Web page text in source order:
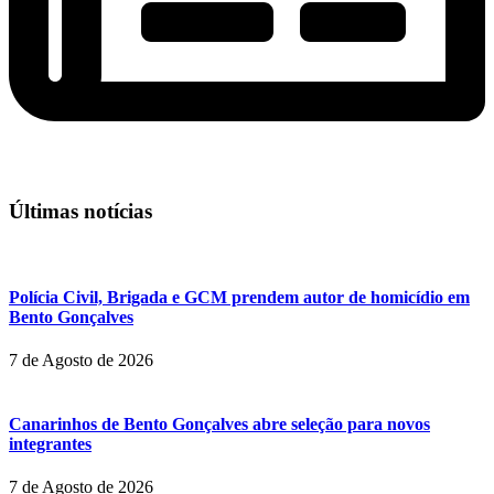
Últimas notícias
Polícia Civil, Brigada e GCM prendem autor de homicídio em
Bento Gonçalves
7 de Agosto de 2026
Canarinhos de Bento Gonçalves abre seleção para novos
integrantes
7 de Agosto de 2026